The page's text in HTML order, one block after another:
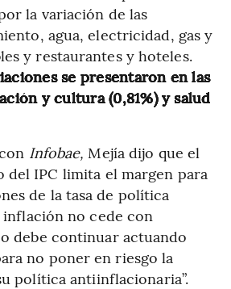
la variación de las
agua, electricidad, gas y
y restaurantes y hoteles.
se presentaron en las
y cultura (0,81%) y salud
Infobae, Mejía dijo que el
del IPC limita el margen para
de la tasa de política
inflación no cede con
debe continuar actuando
no poner en riesgo la
política antiinflacionaria”.